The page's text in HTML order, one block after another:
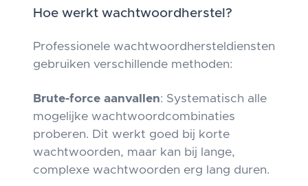
Hoe werkt wachtwoordherstel?
Professionele wachtwoordhersteldiensten
gebruiken verschillende methoden:
Brute-force aanvallen: Systematisch alle
mogelijke wachtwoordcombinaties
proberen. Dit werkt goed bij korte
wachtwoorden, maar kan bij lange,
complexe wachtwoorden erg lang duren.